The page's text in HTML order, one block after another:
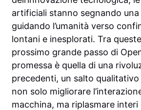
artificiali stanno segnando una
guidando l’umanità verso
lontani e inesplorati. Tra
prossimo grande passo di
promessa è quella di una
precedenti, un salto
non solo migliorare
macchina, ma riplasmare